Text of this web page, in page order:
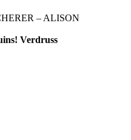
– ALISON
Verdruss